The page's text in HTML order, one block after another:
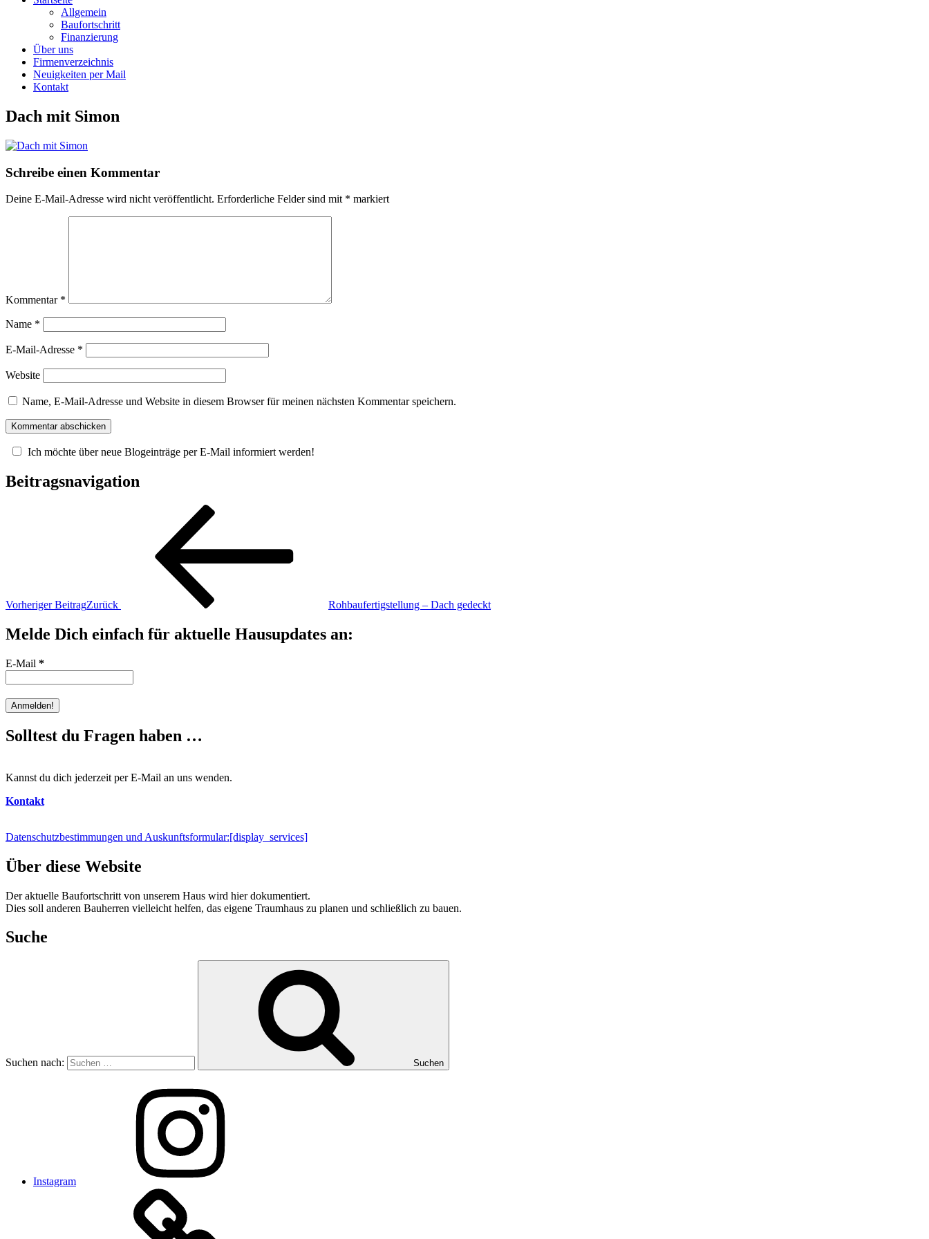
Allgemein
Baufortschritt
Finanzierung
Über uns
Firmenverzeichnis
Neuigkeiten per Mail
Kontakt
Dach mit Simon
Schreibe einen Kommentar
Deine E-Mail-Adresse wird nicht veröffentlicht. Erforderliche Felder sind mit * markiert
Kommentar *
Name *
E-Mail-Adresse *
Website
Name, E-Mail-Adresse und Website in diesem Browser für meinen nächsten Kommentar speichern.
Ich möchte über neue Blogeinträge per E-Mail informiert werden!
Beitragsnavigation
Vorheriger BeitragZurück Rohbaufertigstellung – Dach gedeckt
Melde Dich einfach für aktuelle Hausupdates an:
E-Mail *
Solltest du Fragen haben …
Kannst du dich jederzeit per E-Mail an uns wenden.
Kontakt
Datenschutzbestimmungen und Auskunftsformular:[display_services]
Über diese Website
Der aktuelle Baufortschritt von unserem Haus wird hier dokumentiert.
Dies soll anderen Bauherren vielleicht helfen, das eigene Traumhaus zu planen und schließlich zu bauen.
Suche
Suchen nach: Suchen
Instagram